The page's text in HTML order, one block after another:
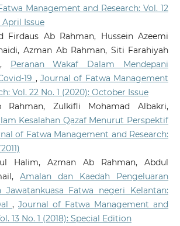
Management and Research: Vol. 12
April Issue
Firdaus Ab Rahman, Hussein Azeemi
Azman Ab Rahman, Siti Farahiyah
Peranan Wakaf Dalam Mendepani
19 , Journal of Fatwa Management
Vol. 22 No. 1 (2020): October Issue
Rahman, Zulkifli Mohamad Albakri,
Kesalahan Qazaf Menurut Perspektif
of Fatwa Management and Research:
Halim, Azman Ab Rahman, Abdul
Amalan dan Kaedah Pengeluaran
Jawatankuasa Fatwa negeri Kelantan:
,Journal of Fatwa Management and
13 No. 1 (2018): Special Edition